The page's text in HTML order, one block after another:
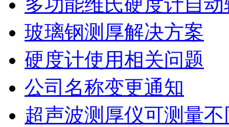
多功能维氏硬度计自
玻璃钢测厚解决方案
硬度计使用相关问题
公司名称变更通知
超声波测厚仪可测量